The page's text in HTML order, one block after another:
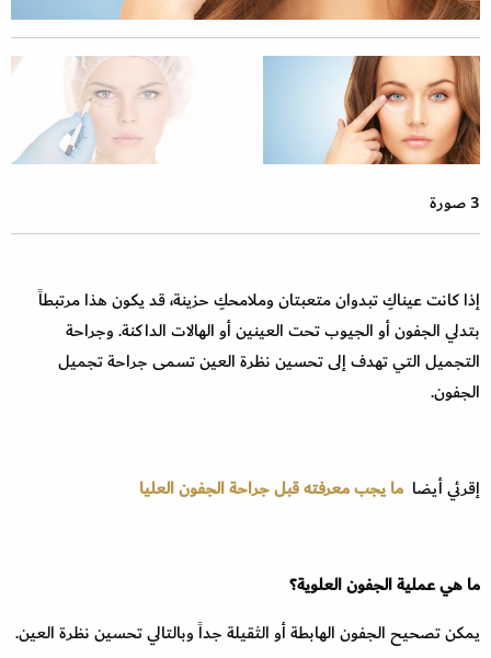
3 صورة
إذا كانت عيناكِ تبدوان متعبتان وملامحكِ حزينة، قد يكون هذا مرتبطاً
بتدلي الجفون أو الجيوب تحت العينين أو الهالات الداكنة. وجراحة
التجميل التي تهدف إلى تحسين نظرة العين تسمى جراحة تجميل
الجفون.
إقرئي أيضا ما يجب معرفته قبل جراحة الجفون العليا
ما هي عملية الجفون العلوية؟
يمكن تصحيح الجفون الهابطة أو الثقيلة جداً وبالتالي تحسين نظرة العين.